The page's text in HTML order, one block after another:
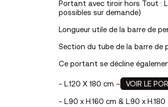
Portant avec tiroir hors Tout :
possibles sur demande)
Longueur utile de la barre de
Section du tube de la barre de
Ce portant se décline
- L.120 X 180 cm – VOIR LE
- L.90 x H.160 cm & L.90 x